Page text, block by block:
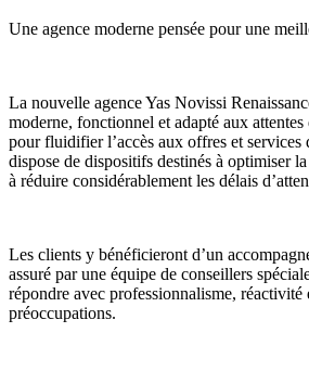
Une agence moderne pensée pour une
La nouvelle agence Yas Novissi
moderne, fonctionnel et adapté aux attentes
pour fluidifier l’accès aux offres et services
dispose de dispositifs destinés à optimiser
à réduire considérablement les délais
Les clients y bénéficieront d’un
assuré par une équipe de conseillers
répondre avec professionnalisme, réactivité
préoccupations.